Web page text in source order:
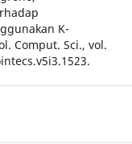
K-
Comput. Sci., vol.